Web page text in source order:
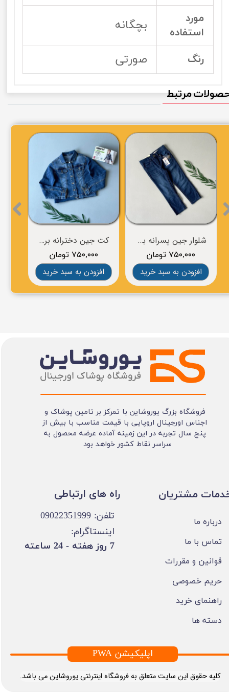
مورد
استفاده
بچگانه
رنگ صورتی
کت جین دخترانه برند pepperts
۷۵۰,۰۰۰ تومان
افزودن به سبد خرید
شلوار جین پسرانه برند LUPILU
۷۵۰,۰۰۰ تومان
افزودن به سبد خرید
مرتبط
فروشگاه بزرگ یوروشاین با تمرکز بر تامین پوشاک و
اجناس اورجینال اروپایی با قیمت مناسب با بیش از
پنج سال تجربه در این زمینه آماده عرضه محصول به
سراسر نقاط کشور خواهد بود
​کلیه حقوق این سایت متعلق به فروشگاه اینترنتی یوروشاین می باشد.
مشتریان
درباره ما
تماس با ما
قوانین و مقررات
حریم خصوصی
راهنمای خرید
دسته ها
تلفن: 09022351999
اینستاگرام:
​7 روز هفته - 24 ساعته ​​​​​​​
PWA اپلیکیشن
​​راه های ارتباطی